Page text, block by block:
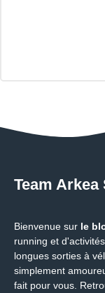
Team Arkea
Bienvenue sur le
running et
longues sorties à
simplement
fait pour vous.